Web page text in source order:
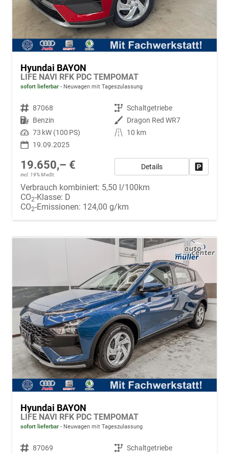
Hyundai BAYON
LIFE NAVI RFK PDC TEMPOMAT
sofort lieferbar Neuwagen mit Tageszulassung
Fahrzeugnr. 87068 Getriebe Schaltgetriebe
Kraftstoff Benzin Außenfarbe Dragon Red WR7
Leistung 73 kW (100 PS) Kilometerstand
10 km
19.09.2025
19.650,– €
incl. 19% MwSt.
Details
Verbrauch kombiniert: 5,50 l/100km
CO2-Klasse: D
CO2-Emissionen: 124,00 g/km
Hyundai BAYON
LIFE NAVI RFK PDC TEMPOMAT
sofort lieferbar Neuwagen mit Tageszulassung
Fahrzeugnr. 87069 Getriebe Schaltgetriebe